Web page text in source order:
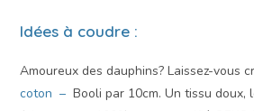
Idées à coudre :
Amoureux des dauphins? Laissez-vous
coton – Booli par 10cm. Un tissu doux,